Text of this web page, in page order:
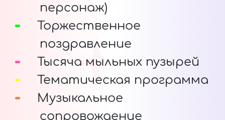
персонаж)
Торжественное
поздравление
Тысяча мыльных пузырей
Тематическая программа
Музыкальное
сопровождение